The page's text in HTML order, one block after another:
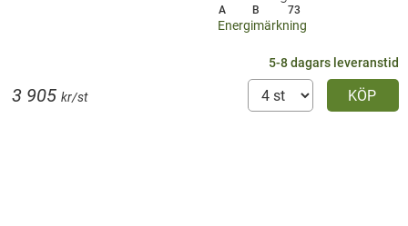
A B 73
Energimärkning
5-8 dagars leveranstid
KÖP
3 905 kr/st